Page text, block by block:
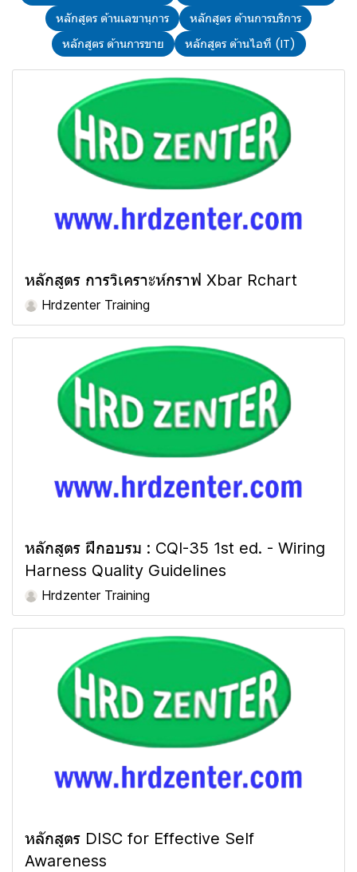
หลักสูตร ด้านเลขานุการ
หลักสูตร ด้านการบริการ
หลักสูตร ด้านการขาย
หลักสูตร ด้านไอที (IT)
หลักสูตร การวิเคราะห์กราฟ Xbar Rchart
Hrdzenter Training
หลักสูตร ฝึกอบรม : CQI-35 1st ed. - Wiring
Harness Quality Guidelines
Hrdzenter Training
หลักสูตร DISC for Effective Self
Awareness